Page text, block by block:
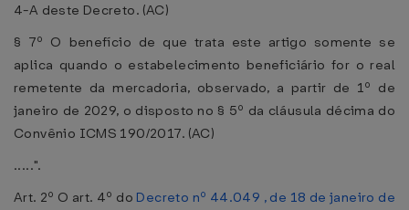
4-A deste Decreto. (AC)
§ 7º O benefício de que trata este artigo somente se
aplica quando o estabelecimento beneficiário for o real
remetente da mercadoria, observado, a partir de 1º de
janeiro de 2029, o disposto no § 5º da cláusula décima do
Convênio ICMS 190/2017. (AC)
.....".
Art. 2º O art. 4º do Decreto nº 44.049 , de 18 de janeiro de